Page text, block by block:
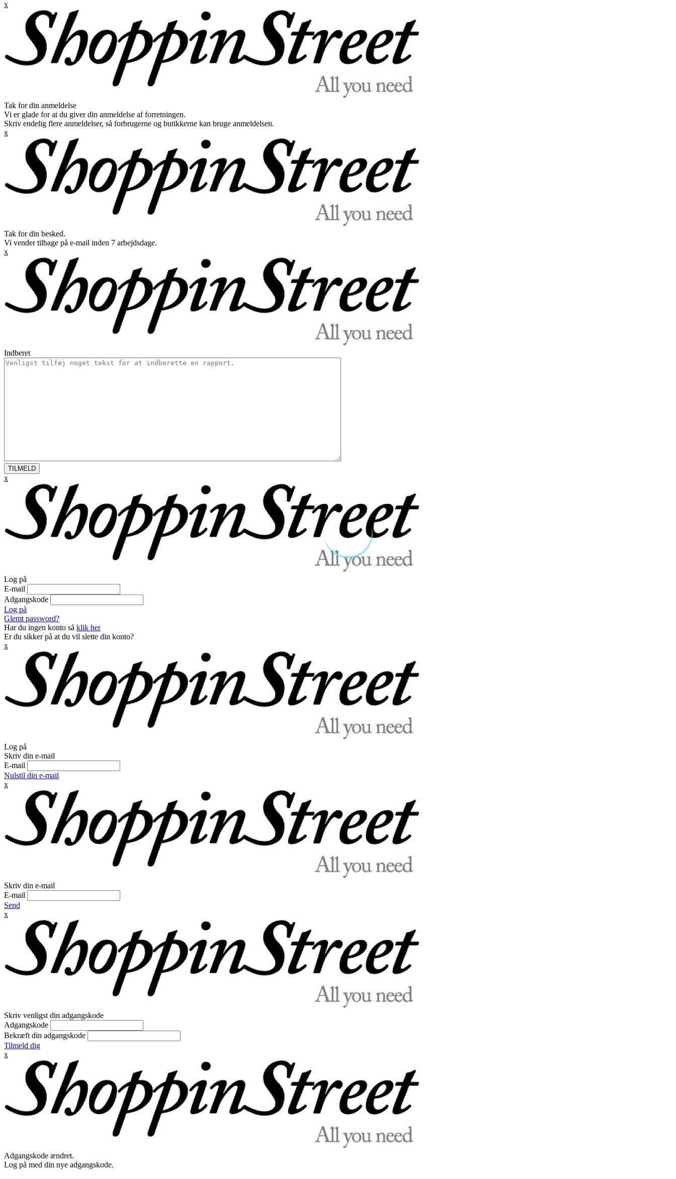
x
Tak for din anmeldelse
Vi er glade for at du giver din anmeldelse af forretningen.
Skriv endelig flere anmeldelser, så forbrugerne og butikkerne kan bruge anmeldelsen.
x
Tak for din besked.
Vi vender tilbage på e-mail inden 7 arbejdsdage.
x
Indberet
TILMELD
x
Log på
E-mail
Adgangskode
Log på
Glemt password?
Har du ingen konto så klik her
Er du sikker på at du vil slette din konto?
x
Log på
Skriv din e-mail
E-mail
Nulstil din e-mail
x
Skriv din e-mail
E-mail
Send
x
Skriv venligst din adgangskode
Adgangskode
Bekræft din adgangskode
Tilmeld dig
x
Adgangskode ændret.
Log på med din nye adgangskode.